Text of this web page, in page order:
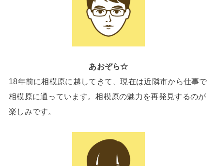
あおぞら☆
18年前に相模原に越してきて、現在は近隣市から仕事で
相模原に通っています。相模原の魅力を再発見するのが
楽しみです。